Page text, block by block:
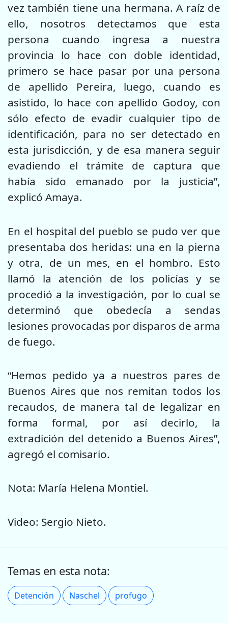
vez también tiene una hermana. A raíz de
ello, nosotros detectamos que esta
persona cuando ingresa a nuestra
provincia lo hace con doble identidad,
primero se hace pasar por una persona
de apellido Pereira, luego, cuando es
asistido, lo hace con apellido Godoy, con
sólo efecto de evadir cualquier tipo de
identificación, para no ser detectado en
esta jurisdicción, y de esa manera seguir
evadiendo el trámite de captura que
había sido emanado por la justicia”,
explicó Amaya.
En el hospital del pueblo se pudo ver que
presentaba dos heridas: una en la pierna
y otra, de un mes, en el hombro. Esto
llamó la atención de los policías y se
procedió a la investigación, por lo cual se
determinó que obedecía a sendas
lesiones provocadas por disparos de arma
de fuego.
“Hemos pedido ya a nuestros pares de
Buenos Aires que nos remitan todos los
recaudos, de manera tal de legalizar en
forma formal, por así decirlo, la
extradición del detenido a Buenos Aires”,
agregó el comisario.
Nota: María Helena Montiel.
Video: Sergio Nieto.
Temas en esta nota:
Detención Naschel profugo